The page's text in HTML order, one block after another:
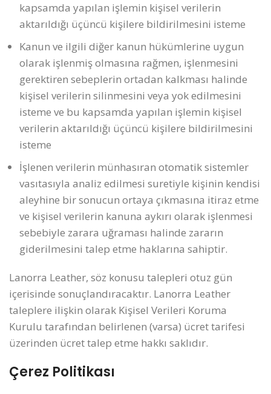
kapsamda yapılan işlemin kişisel verilerin
aktarıldığı üçüncü kişilere bildirilmesini isteme
Kanun ve ilgili diğer kanun hükümlerine uygun
olarak işlenmiş olmasına rağmen, işlenmesini
gerektiren sebeplerin ortadan kalkması halinde
kişisel verilerin silinmesini veya yok edilmesini
isteme ve bu kapsamda yapılan işlemin kişisel
verilerin aktarıldığı üçüncü kişilere bildirilmesini
isteme
İşlenen verilerin münhasıran otomatik sistemler
vasıtasıyla analiz edilmesi suretiyle kişinin kendisi
aleyhine bir sonucun ortaya çıkmasına itiraz etme
ve kişisel verilerin kanuna aykırı olarak işlenmesi
sebebiyle zarara uğraması halinde zararın
giderilmesini talep etme haklarına sahiptir.
Lanorra Leather, söz konusu talepleri otuz gün
içerisinde sonuçlandıracaktır. Lanorra Leather
taleplere ilişkin olarak Kişisel Verileri Koruma
Kurulu tarafından belirlenen (varsa) ücret tarifesi
üzerinden ücret talep etme hakkı saklıdır.
Çerez Politikası